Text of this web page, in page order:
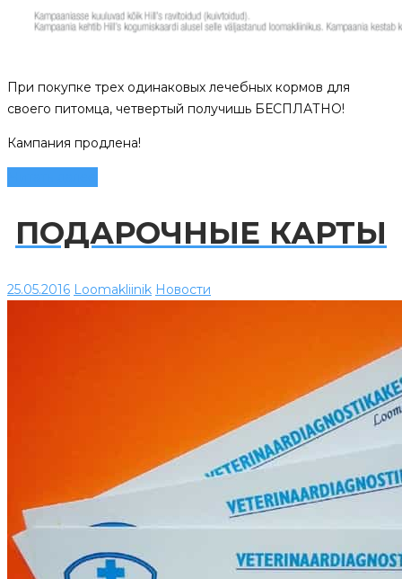
При покупке трех одинаковых лечебных кормов для
своего питомца, четвертый получишь БЕСПЛАТНО!
Кампания продлена!
ПОДАРОЧНЫЕ КАРТЫ
25.05.2016 Loomakliinik Новости